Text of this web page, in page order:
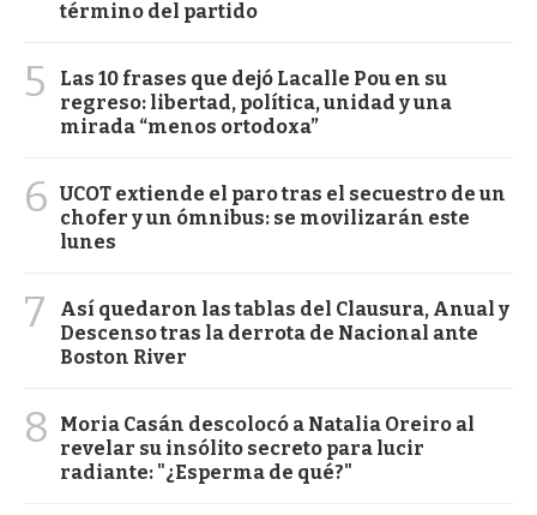
término del partido
5
Las 10 frases que dejó Lacalle Pou en su
regreso: libertad, política, unidad y una
mirada “menos ortodoxa”
6 UCOT extiende el paro tras el secuestro de un
chofer y un ómnibus: se movilizarán este
lunes
7
Así quedaron las tablas del Clausura, Anual y
Descenso tras la derrota de Nacional ante
Boston River
8
Moria Casán descolocó a Natalia Oreiro al
revelar su insólito secreto para lucir
radiante: "¿Esperma de qué?"